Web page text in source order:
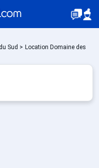
Sud > Location Domaine des